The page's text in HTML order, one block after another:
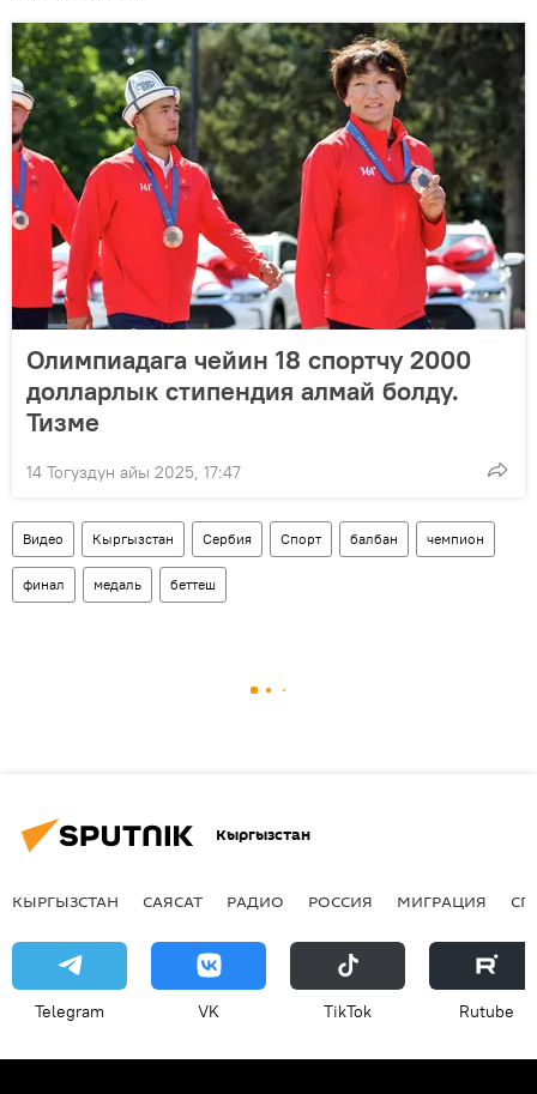
Олимпиадага чейин 18 спортчу 2000
долларлык стипендия алмай болду.
Тизме
14 Тогуздун айы 2025, 17:47
Видео Кыргызстан Сербия Спорт балбан чемпион
финал медаль беттеш
Кыргызстан
КЫРГЫЗСТАН САЯСАТ РАДИО РОССИЯ МИГРАЦИЯ
Telegram VK ТikТоk Rutube